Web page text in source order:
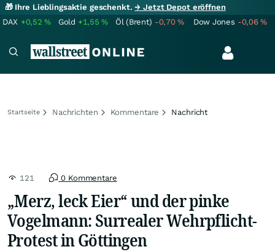
🎁 Ihre Lieblingsaktie geschenkt.→ Jetzt Depot eröffnen
DAX +0,52% Gold +1,55% Öl (Brent) -0,70% Dow Jones -0,06%
Startseite Nachrichten Kommentare Nachricht
121 0 Kommentare
„Merz, leck Eier“ und der pinke
Vogelmann: Surrealer Wehrpflicht-
Protest in Göttingen